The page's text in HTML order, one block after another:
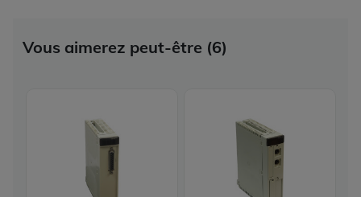
Vous aimerez peut-être (6)